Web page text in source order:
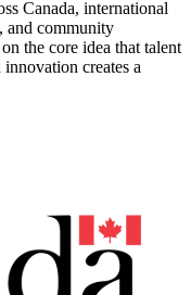
Canada, international
and community
the core idea that talent
creates a